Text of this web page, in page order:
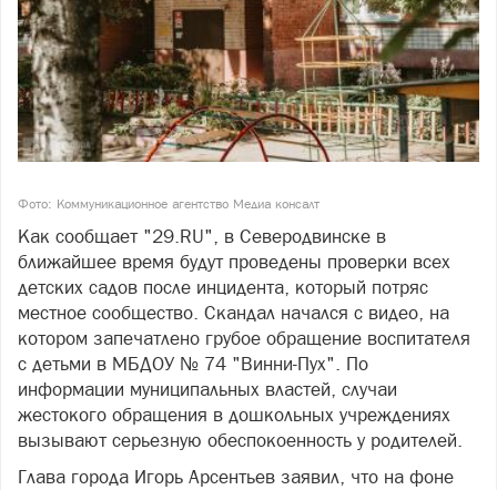
Фото: Коммуникационное агентство Медиа консалт
Как сообщает "29.RU", в Северодвинске в
ближайшее время будут проведены проверки всех
детских садов после инцидента, который потряс
местное сообщество. Скандал начался с видео, на
котором запечатлено грубое обращение воспитателя
с детьми в МБДОУ № 74 "Винни-Пух". По
информации муниципальных властей, случаи
жестокого обращения в дошкольных учреждениях
вызывают серьезную обеспокоенность у родителей.
Глава города Игорь Арсентьев заявил, что на фоне